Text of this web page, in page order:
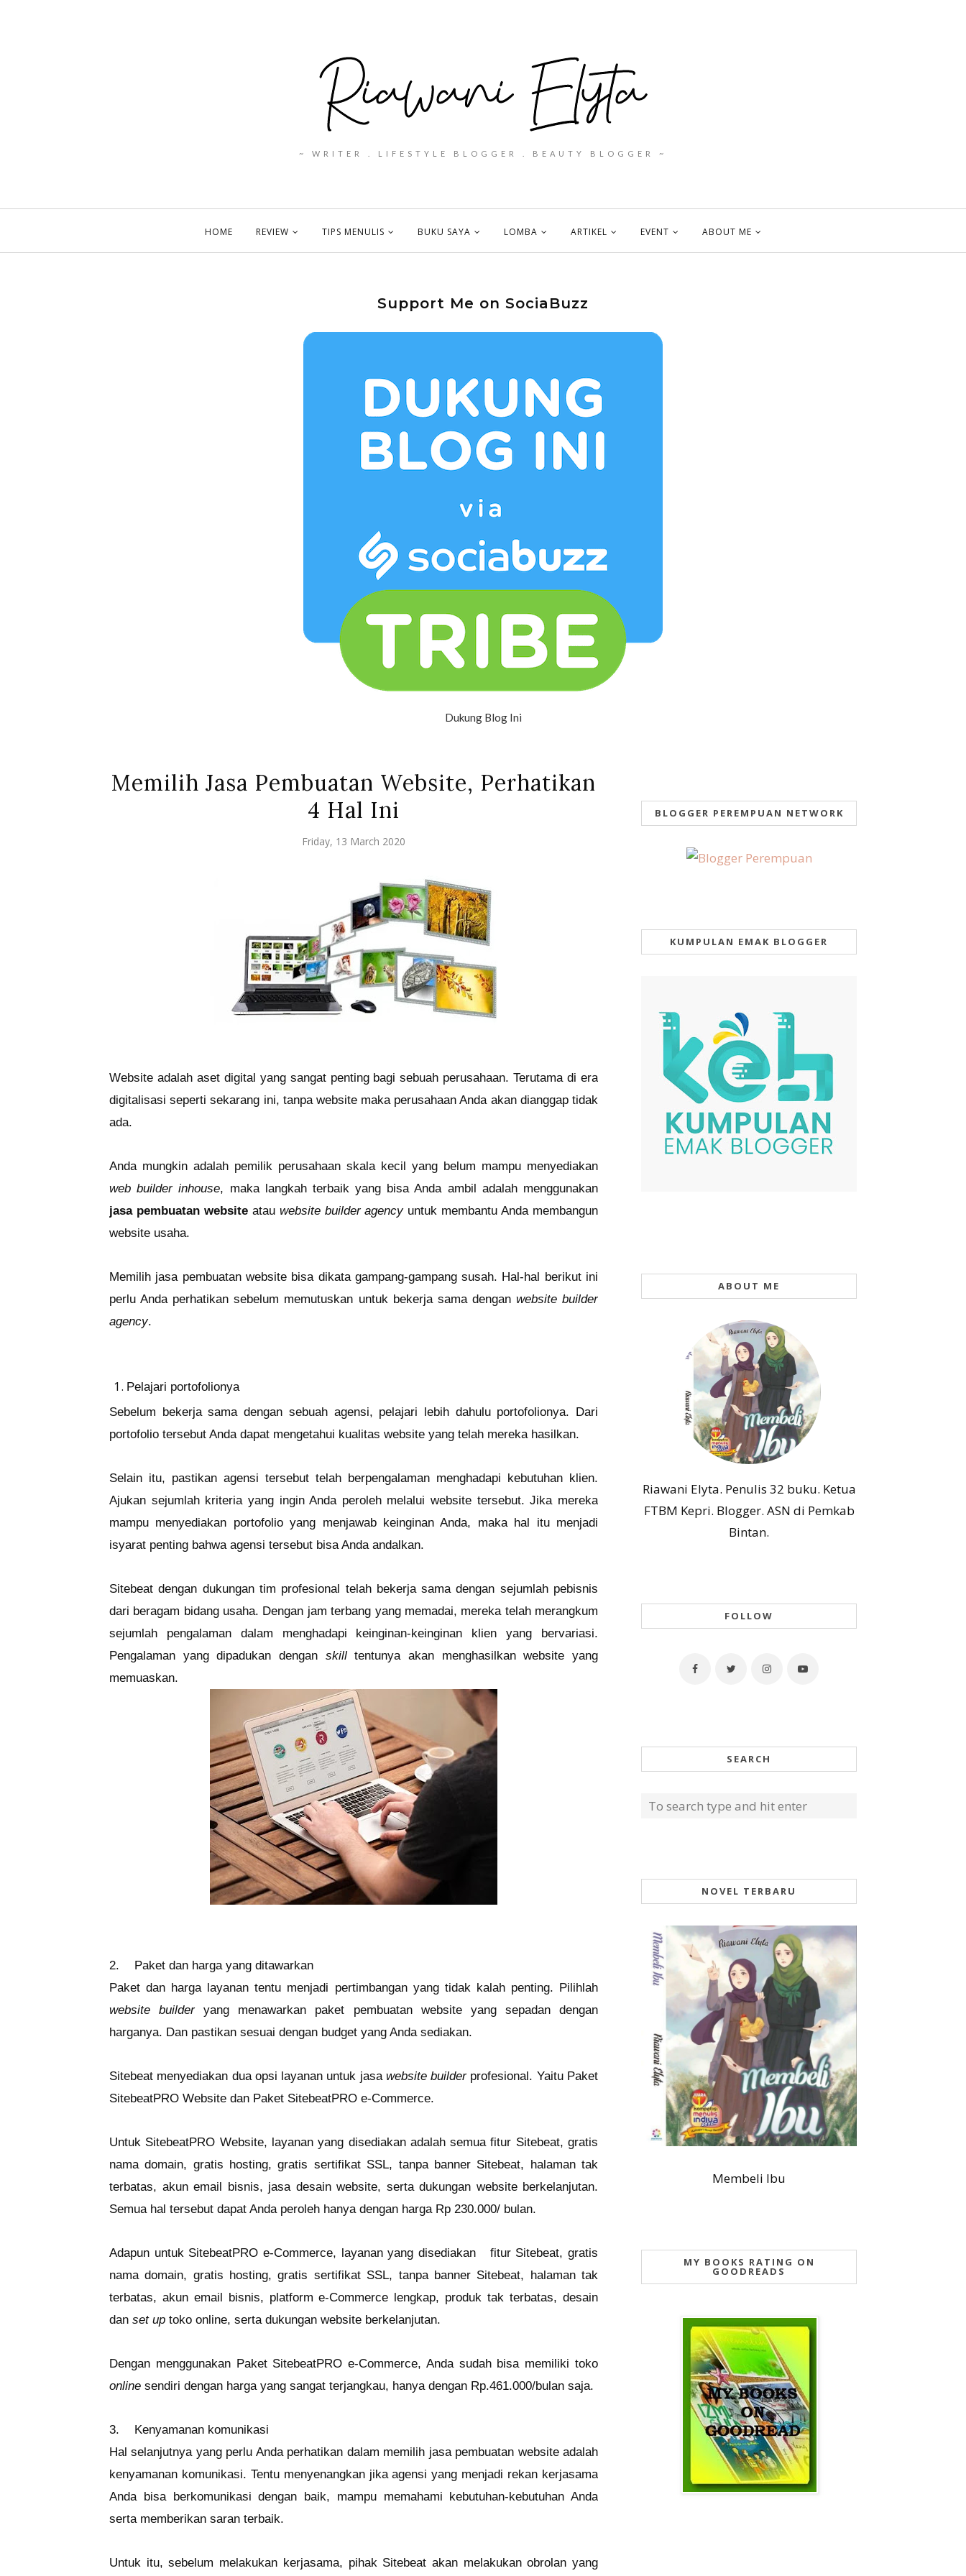
~ WRITER . LIFESTYLE BLOGGER . BEAUTY BLOGGER ~
HOME REVIEW TIPS MENULIS BUKU SAYA LOMBA ARTIKEL EVENT ABOUT ME
Support Me on SociaBuzz
Dukung Blog Ini
Memilih Jasa Pembuatan Website, Perhatikan
4 Hal Ini
Friday, 13 March 2020
Website adalah aset digital yang sangat penting bagi sebuah perusahaan. Terutama di era
digitalisasi seperti sekarang ini, tanpa website maka perusahaan Anda akan dianggap tidak
ada.
Anda mungkin adalah pemilik perusahaan skala kecil yang belum mampu menyediakan
web builder inhouse, maka langkah terbaik yang bisa Anda ambil adalah menggunakan
jasa pembuatan websiteatau website builder agency untuk membantu Anda membangun
website usaha.
Memilih jasa pembuatan website bisa dikata gampang-gampang susah. Hal-hal berikut ini
perlu Anda perhatikan sebelum memutuskan untuk bekerja sama dengan website builder
agency.
Pelajari portofolionya
Sebelum bekerja sama dengan sebuah agensi, pelajari lebih dahulu portofolionya. Dari
portofolio tersebut Anda dapat mengetahui kualitas website yang telah mereka hasilkan.
Selain itu, pastikan agensi tersebut telah berpengalaman menghadapi kebutuhan klien.
Ajukan sejumlah kriteria yang ingin Anda peroleh melalui website tersebut. Jika mereka
mampu menyediakan portofolio yang menjawab keinginan Anda, maka hal itu menjadi
isyarat penting bahwa agensi tersebut bisa Anda andalkan.
Sitebeat dengan dukungan tim profesional telah bekerja sama dengan sejumlah pebisnis
dari beragam bidang usaha. Dengan jam terbang yang memadai, mereka telah merangkum
sejumlah pengalaman dalam menghadapi keinginan-keinginan klien yang bervariasi.
Pengalaman yang dipadukan dengan skilltentunya akan menghasilkan website yang
memuaskan.
2.
Paket dan harga yang ditawarkan
Paket dan harga layanan tentu menjadi pertimbangan yang tidak kalah penting. Pilihlah
website builderyang menawarkan paket pembuatan website yang sepadan dengan
harganya. Dan pastikan sesuai dengan budget yang Anda sediakan.
Sitebeat menyediakan dua opsi layanan untuk jasa website builderprofesional. Yaitu Paket
SitebeatPRO Website dan Paket SitebeatPRO e-Commerce.
Untuk SitebeatPRO Website, layanan yang disediakan adalah semua fitur Sitebeat, gratis
nama domain, gratis hosting, gratis sertifikat SSL, tanpa banner Sitebeat, halaman tak
terbatas, akun email bisnis, jasa desain website, serta dukungan website berkelanjutan.
Semua hal tersebut dapat Anda peroleh hanya dengan harga Rp 230.000/ bulan.
Adapun untuk SitebeatPRO e-Commerce, layanan yang disediakan fitur Sitebeat, gratis
nama domain, gratis hosting, gratis sertifikat SSL, tanpa banner Sitebeat, halaman tak
terbatas, akun email bisnis, platform e-Commerce lengkap, produk tak terbatas, desain
dan set up toko online, serta dukungan website berkelanjutan.
Dengan menggunakan Paket SitebeatPRO e-Commerce, Anda sudah bisa memiliki toko
online sendiri dengan harga yang sangat terjangkau, hanya dengan Rp.461.000/bulan saja.
3.
Kenyamanan komunikasi
Hal selanjutnya yang perlu Anda perhatikan dalam memilih jasa pembuatan website adalah
kenyamanan komunikasi. Tentu menyenangkan jika agensi yang menjadi rekan kerjasama
Anda bisa berkomunikasi dengan baik, mampu memahami kebutuhan-kebutuhan Anda
serta memberikan saran terbaik.
Untuk itu, sebelum melakukan kerjasama, pihak Sitebeat akan melakukan obrolan yang
BLOGGER PEREMPUAN NETWORK
KUMPULAN EMAK BLOGGER
ABOUT ME
Riawani Elyta. Penulis 32 buku. Ketua
FTBM Kepri. Blogger. ASN di Pemkab
Bintan.
FOLLOW
SEARCH
NOVEL TERBARU
Membeli Ibu
MY BOOKS RATING ON
GOODREADS